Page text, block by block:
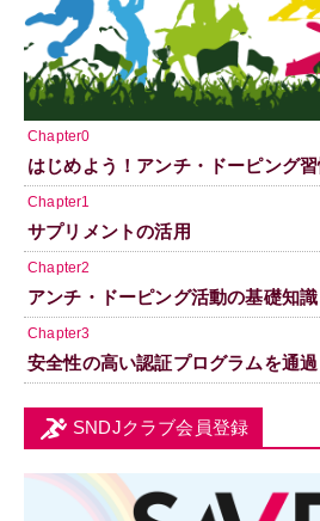
Chapter0
はじめよう！アンチ・ドーピング
Chapter1
サプリメントの活用
Chapter2
アンチ・ドーピング活動の基礎知識
Chapter3
安全性の高い認証プログラムを通
SNDJクラブ会員登録